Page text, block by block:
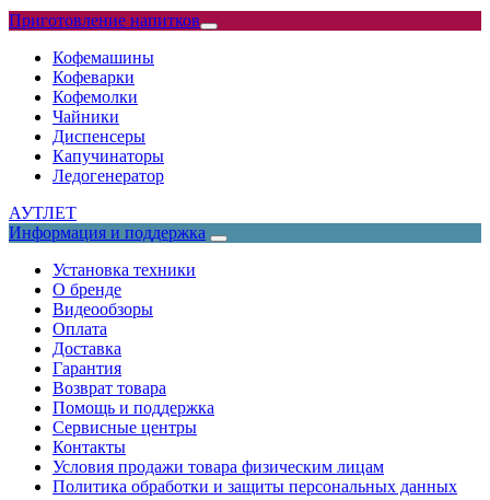
Приготовление напитков
Кофемашины
Кофеварки
Кофемолки
Чайники
Диспенсеры
Капучинаторы
Ледогенератор
АУТЛЕТ
Информация и поддержка
Установка техники
О бренде
Видеообзоры
Оплата
Доставка
Гарантия
Возврат товара
Помощь и поддержка
Сервисные центры
Контакты
Условия продажи товара физическим лицам
Политика обработки и защиты персональных данных